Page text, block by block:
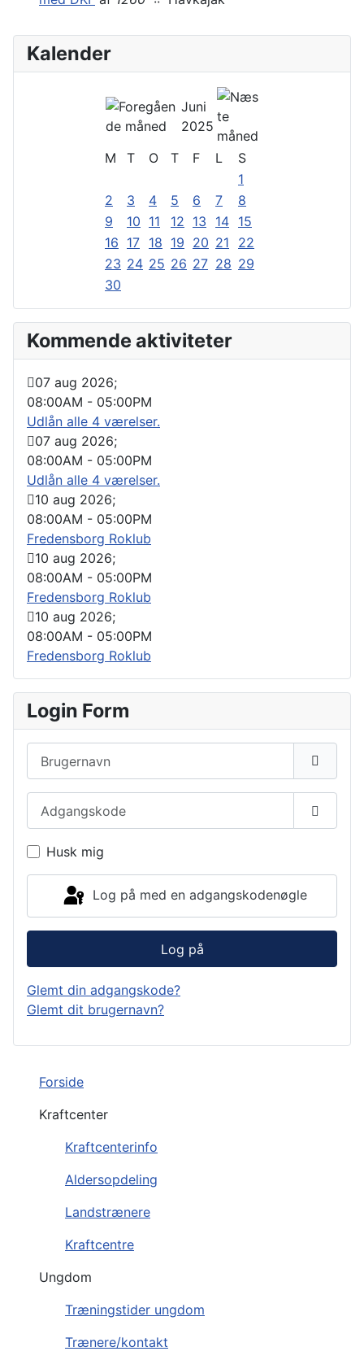
Forside
Kraftcenter
Kraftcenterinfo
Aldersopdeling
Landstrænere
Kraftcentre
Ungdom
Træningstider ungdom
Trænere/kontakt
Kalender
Juni
2025
M
T O T F L
S
1
2
3 4 5 6 7
8
9
10 11 12 13 14 15
16 17 18 19 20 21
22
23 24 25 26 27 28 29
30
Kommende aktiviteter
07 aug 2026;
08:00AM - 05:00PM
Udlån alle 4 værelser.
07 aug 2026;
08:00AM - 05:00PM
Udlån alle 4 værelser.
10 aug 2026;
08:00AM - 05:00PM
Fredensborg Roklub
10 aug 2026;
08:00AM - 05:00PM
Fredensborg Roklub
10 aug 2026;
08:00AM - 05:00PM
Fredensborg Roklub
Login Form
Vis
Husk mig
Log på med en adgangskodenøgle
Log på
Glemt din adgangskode?
Glemt dit brugernavn?